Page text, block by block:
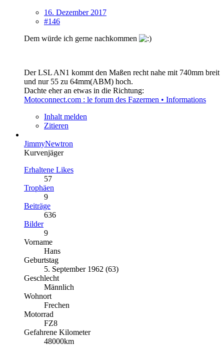
16. Dezember 2017
#146
Dem würde ich gerne nachkommen
Der LSL AN1 kommt den Maßen recht nahe mit 740mm breit
und nur 55 zu 64mm(ABM) hoch.
Dachte eher an etwas in die Richtung:
Motoconnect.com : le forum des Fazermen • Informations
Inhalt melden
Zitieren
JimmyNewtron
Kurvenjäger
Erhaltene Likes
57
Trophäen
9
Beiträge
636
Bilder
9
Vorname
Hans
Geburtstag
5. September 1962 (63)
Geschlecht
Männlich
Wohnort
Frechen
Motorrad
FZ8
Gefahrene Kilometer
48000km